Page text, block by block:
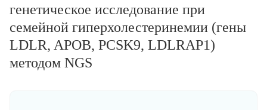
генетическое исследование при
семейной гиперхолестеринемии (гены
LDLR, APOB, PCSK9, LDLRAP1)
методом NGS